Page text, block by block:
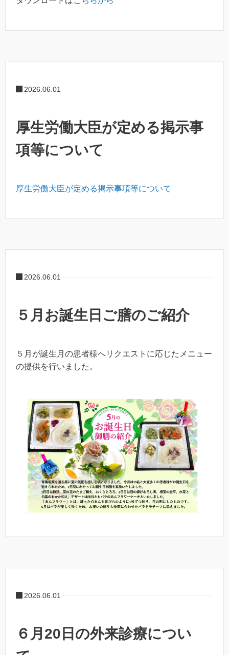
2026.06.01
厚生労働大臣が定める掲示事
項等について
厚生労働大臣が定める掲示事項等について
2026.06.01
５月お誕生日ご膳のご紹介
５月が誕生月の患者様へリクエストに応じたメニュー
の提供を行いました。
2026.06.01
６月20日の外来診療につい